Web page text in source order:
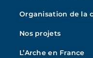
Organisation de la
Nos projets
L’Arche en France